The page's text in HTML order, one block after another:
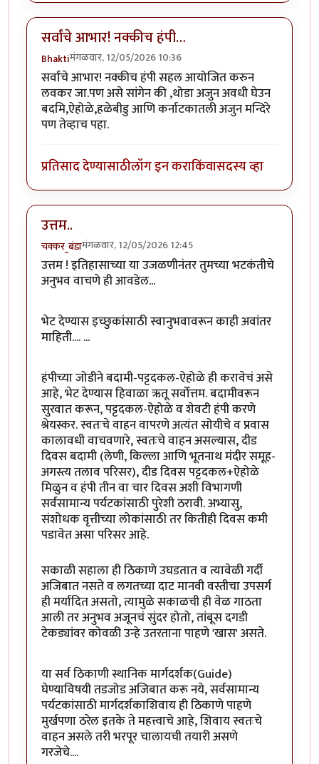
सर्वांचे आभार! नक्कीच हंपी…
Bhaktiमंगळवार, 12/05/2026 10:36
सर्वांचे आभार! नक्कीच हंपी सहल आयोजित करुन
लवकर जा.पण असे सांगेन की ,थोडा अजुन अवधी घेउन
बदमि,ऐहोळे,हळेबीडु आणि कर्नाटकातली अजुन मन्दिरे
पण तेव्हाच पहा.
प्रतिसाद देण्यासाठीलॉग इन कराकिंवासदस्य व्हा
उत्तम..
चक्कर_बंडामंगळवार, 12/05/2026 12:45
उत्तम ! इतिहासाच्या या उजळणीनंतर तुमच्या भटकंतीचे
अनुभव वाचणे ही आवडेल...
भेट देण्यास इच्छुकांसाठी स्वानुभवावरून काही अवांतर
माहिती.... ...
हंपीच्या जोडीने बदामी-पट्टदकल-ऐहोळे ही करावेचं असे
आहे, भेट देण्यास हिवाळा ऋतू सर्वोत्तम. बदामीवरून
सुरवात करून, पट्टदकल-ऐहोळे व शेवटी हंपी करणे
श्रेयस्कर. स्वतःचे वाहन वापरणे अत्यंत सोयीचे व प्रवास
कालावधी वाचवणारे, स्वतःचे वाहन असल्यास, दीड
दिवस बदामी (लेणी, किल्ला आणि भूतनाथ मंदीर समूह-
अगस्त्य तलाव परिसर), दीड दिवस पट्टदकल+ऐहोळे
मिळुन व हंपी तीन वा चार दिवस अशी विभागणी
सर्वसामान्य पर्यटकांसाठी पुरेशी ठरावी. अभ्यासु,
संशोधक वृत्तीच्या लोकांसाठी तर कितीही दिवस कमी
पडावेत असा परिसर आहे.
सकाळी सहाला ही ठिकाणे उघडतात व त्यावेळी गर्दी
अजिबात नसते व लगतच्या दाट मानवी वस्तीचा उपसर्ग
ही मर्यादित असतो, त्यामुळे सकाळची ही वेळ गाठता
आली तर अनुभव अजूनचं सुंदर होतो, तांबूस दगडी
टेकड्यांवर कोवळी उन्हे उतरताना पाहणे 'खास' असते.
या सर्व ठिकाणी स्थानिक मार्गदर्शक(Guide)
घेण्याविषयी तडजोड अजिबात करू नये, सर्वसामान्य
पर्यटकांसाठी मार्गदर्शकाशिवाय ही ठिकाणे पाहणे
मुर्खपणा ठरेल इतके ते महत्त्वाचे आहे, शिवाय स्वतःचे
वाहन असले तरी भरपूर चालायची तयारी असणे
गरजेचे....